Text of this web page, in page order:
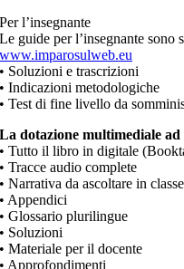
Per l’insegnante
Le guide per l’insegnante sono
www.imparosulweb.eu
• Soluzioni e trascrizioni
• Indicazioni metodologiche
• Test di fine livello da
La dotazione multimediale ad
• Tutto il libro in digitale
• Tracce audio complete
• Narrativa da ascoltare in classe
• Appendici
• Glossario plurilingue
• Soluzioni
• Materiale per il docente
• Approfondimenti